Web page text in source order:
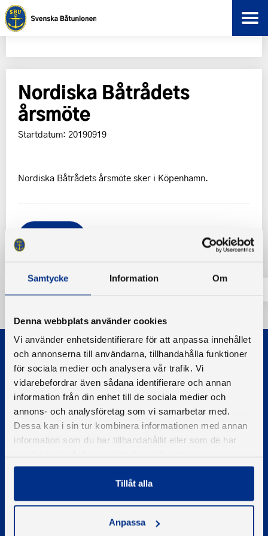
Samtycke Information Om
Denna webbplats använder cookies
Vi använder enhetsidentifierare för att anpassa innehållet
och annonserna till användarna, tillhandahålla funktioner
för sociala medier och analysera vår trafik. Vi
vidarebefordrar även sådana identifierare och annan
information från din enhet till de sociala medier och
annons- och analysföretag som vi samarbetar med.
Dessa kan i sin tur kombinera informationen med annan
information som du har tillhandahållit eller som de har
Tillåt alla
Anpassa
Nordiska Båtrådets
årsmöte
Startdatum: 20190919
Nordiska Båtrådets årsmöte sker i Köpenhamn.
© 2026 - Svenska Båtunionen
Information om cookies
Telefon